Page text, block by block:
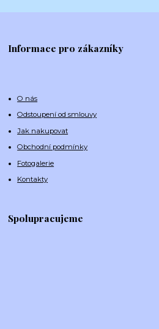
Informace pro zákazníky
O nás
Odstoupení od smlouvy
Jak nakupovat
Obchodní podmínky
Fotogalerie
Kontakty
Spolupracujeme